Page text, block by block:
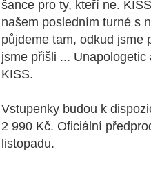
šance pro ty, kteří ne.
našem posledním turné s
půjdeme tam, odkud jsme
jsme přišli ...
KISS.
Vstupenky budou k
2 990 Kč. Oficiální
listopadu.